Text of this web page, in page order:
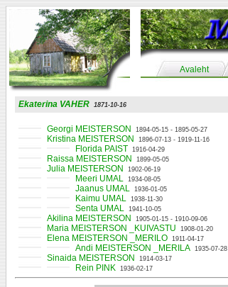
Avaleht
Ekaterina VAHER 1871-10-16
Georgi MEISTERSON 1894-05-15 - 1895-05-27
Kristina MEISTERSON 1896-07-13 - 1919-11-16
Florida PAIST 1916-04-29
Raissa MEISTERSON 1899-05-05
Julia MEISTERSON 1902-06-19
Meeri UMAL 1934-08-05
Jaanus UMAL 1936-01-05
Kaimu UMAL 1938-11-30
Senta UMAL 1941-10-05
Akilina MEISTERSON 1905-01-15 - 1910-09-06
Maria MEISTERSON _KUIVASTU 1908-01-20
Elena MEISTERSON _MERILO 1911-04-17
Andi MEISTERSON _MERILA 1935-07-28
Sinaida MEISTERSON 1914-03-17
Rein PINK 1936-02-17